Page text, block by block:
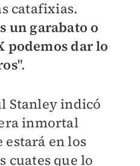
catafixias.
un garabato o
podemos dar lo
".
Stanley indicó
inmortal
en los
cuates que lo